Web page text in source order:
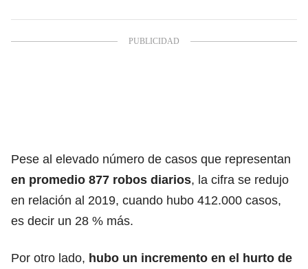
Pese al elevado número de casos que representan
en promedio 877 robos diarios, la cifra se redujo
en relación al 2019, cuando hubo 412.000 casos,
es decir un 28 % más.
Por otro lado, hubo un incremento en el hurto de